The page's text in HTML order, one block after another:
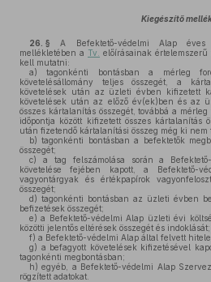
Kiegészítő
26. § A Befektető-védelmi Alap éves
mellékletében a Tv.
előírásainak
kell mutatni:
a) tagonkénti bontásban a mérleg
követelésállomány teljes összegét, a
követelések után az üzleti évben kifizetett
követelések után az előző év(ek)ben és az
összes kártalanítás összegét, továbbá a
időpontja között kifizetett összes kártalanítás
után fizetendő kártalanítási összeg még ki nem
b) tagonkénti bontásban a befektetők
összegét;
c) a tag felszámolása során a
követelése fejében kapott, a Befektető-
vagyontárgyak és értékpapírok
összegét;
d) tagonkénti bontásban az üzleti évben
befizetések összegét;
e) a Befektető-védelmi Alap üzleti évi
közötti jelentős eltérések összegét és indoklását;
f) a Befektető-védelmi Alap által felvett
g) a befagyott követelések kifizetésével
tagonkénti megbontásban;
h) egyéb, a Befektető-védelmi Alap
rögzített adatokat.